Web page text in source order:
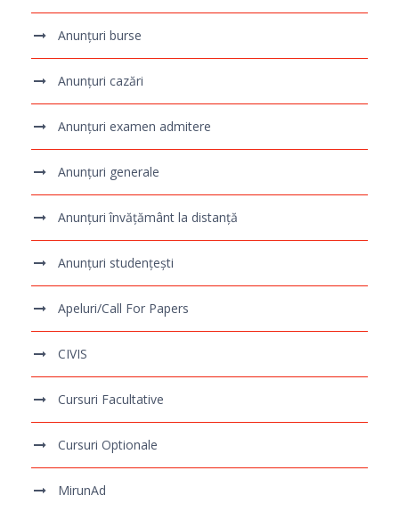
Anunțuri burse
Anunțuri cazări
Anunțuri examen admitere
Anunțuri generale
Anunțuri învățământ la distanță
Anunțuri studențești
Apeluri/Call For Papers
CIVIS
Cursuri Facultative
Cursuri Optionale
MirunAd